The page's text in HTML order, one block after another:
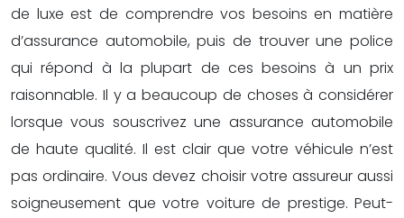
de luxe est de comprendre vos besoins en matière
d’assurance automobile, puis de trouver une police
qui répond à la plupart de ces besoins à un prix
raisonnable. Il y a beaucoup de choses à considérer
lorsque vous souscrivez une assurance automobile
de haute qualité. Il est clair que votre véhicule n’est
pas ordinaire. Vous devez choisir votre assureur aussi
soigneusement que votre voiture de prestige. Peut-